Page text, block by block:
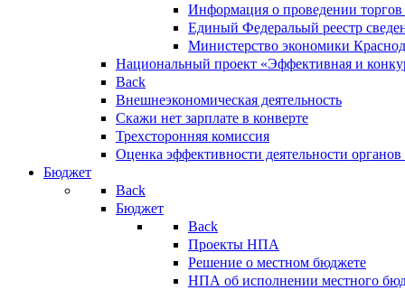
Информация о проведении
Единый Федеральый реестр
Министерство экономики
Национальный проект «Эффективная и
Back
Внешнеэкономическая деятельность
Скажи нет зарплате в конверте
Трехсторонняя комиссия
Оценка эффективности деятельности
Бюджет
Back
Бюджет
Back
Проекты НПА
Решение о местном бюджете
НПА об исполнении местного